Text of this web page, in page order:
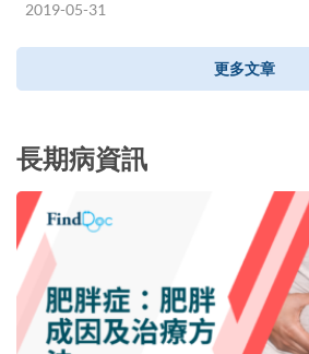
2019-05-31
更多文章
長期病資訊